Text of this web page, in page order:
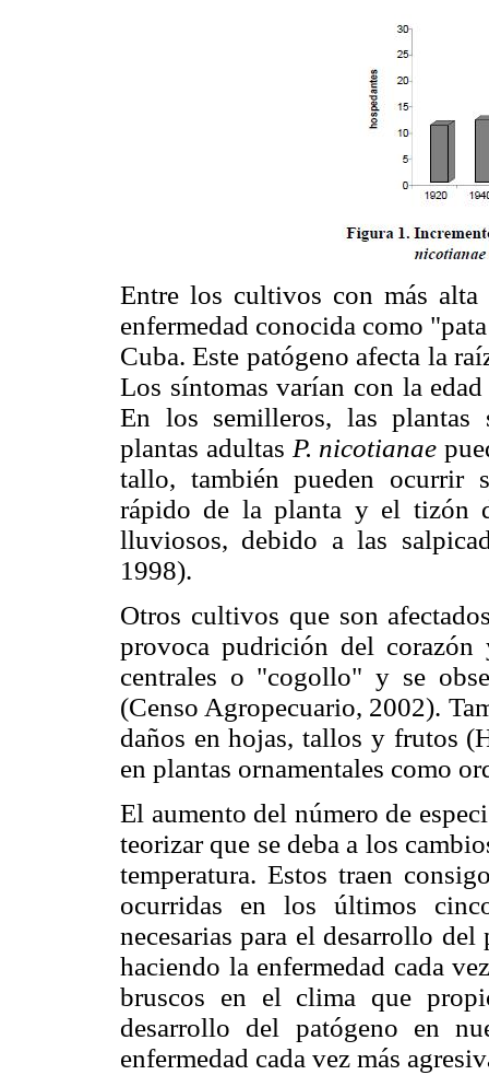
Entre los cultivos con más alta
enfermedad conocida como
Cuba. Este patógeno afecta la
Los síntomas varían con la
En los semilleros, las plantas
plantas adultas P. nicotianae
tallo, también pueden ocurrir
rápido de la planta y el tizón
lluviosos, debido a las
1998).
Otros cultivos que son
provoca pudrición del
centrales o "cogollo" y se
(Censo Agropecuario, 2002).
daños en hojas, tallos y frutos
en plantas ornamentales como
El aumento del número de
teorizar que se deba a los
temperatura. Estos traen
ocurridas en los últimos
necesarias para el desarrollo
haciendo la enfermedad cada
bruscos en el clima que
desarrollo del patógeno en
enfermedad cada vez más